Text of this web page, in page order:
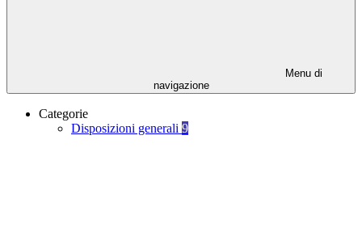
Menu di
navigazione
Categorie
Disposizioni generali 9